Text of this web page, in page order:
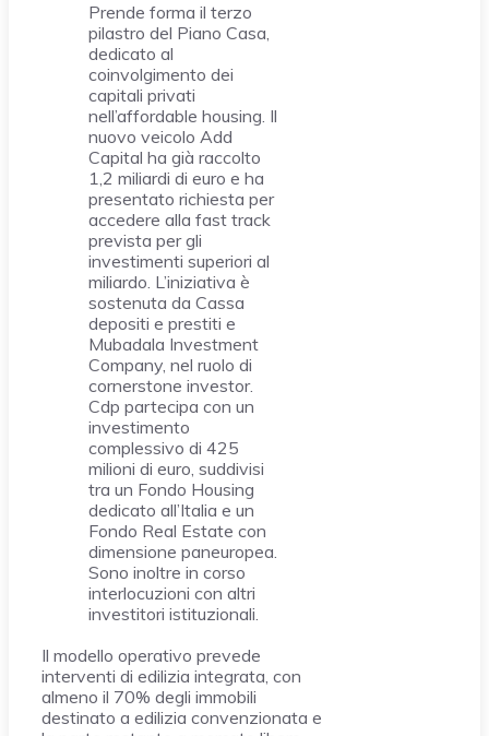
Prende forma il terzo
pilastro del Piano Casa,
dedicato al
coinvolgimento dei
capitali privati
nell’affordable housing. Il
nuovo veicolo Add
Capital ha già raccolto
1,2 miliardi di euro e ha
presentato richiesta per
accedere alla fast track
prevista per gli
investimenti superiori al
miliardo. L’iniziativa è
sostenuta da Cassa
depositi e prestiti e
Mubadala Investment
Company, nel ruolo di
cornerstone investor.
Cdp partecipa con un
investimento
complessivo di 425
milioni di euro, suddivisi
tra un Fondo Housing
dedicato all’Italia e un
Fondo Real Estate con
dimensione paneuropea.
Sono inoltre in corso
interlocuzioni con altri
investitori istituzionali.
Il modello operativo prevede
interventi di edilizia integrata, con
almeno il 70% degli immobili
destinato a edilizia convenzionata e